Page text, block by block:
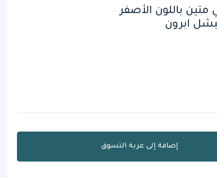
باللون الأصفر
إضافة إلى عربة التسوق